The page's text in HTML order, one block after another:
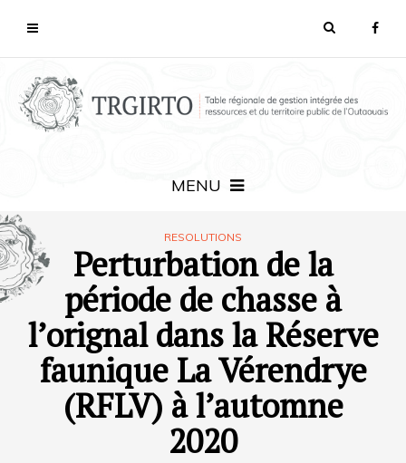
MENU
RESOLUTIONS
Perturbation de la
période de chasse à
l’orignal dans la Réserve
faunique La Vérendrye
(RFLV) à l’automne
2020